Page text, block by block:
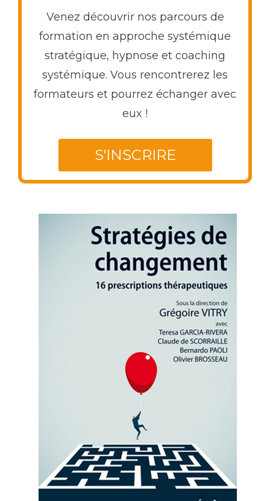
Venez découvrir nos parcours de
formation en approche systémique
stratégique, hypnose et coaching
systémique. Vous rencontrerez les
formateurs et pourrez échanger avec
eux !